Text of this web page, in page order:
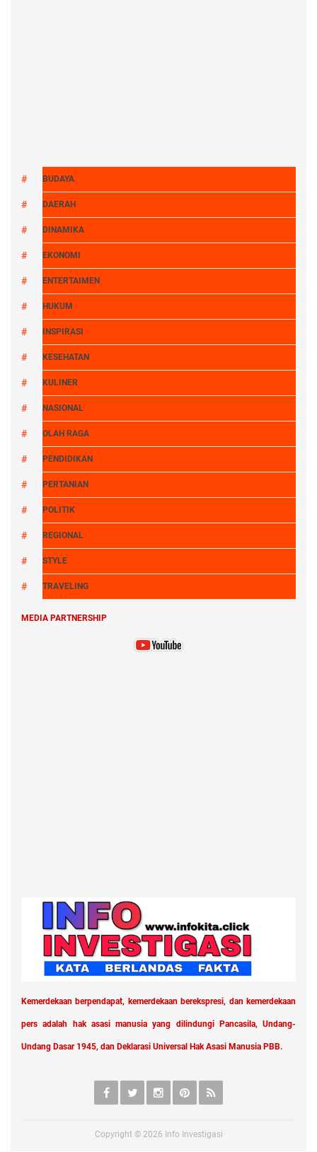
BUDAYA
DAERAH
DINAMIKA
EKONOMI
ENTERTAIMEN
HUKUM
INSPIRASI
KESEHATAN
KULINER
NASIONAL
OLAH RAGA
PENDIDIKAN
PERTANIAN
POLITIK
REGIONAL
STYLE
TRAVELING
MEDIA PARTNERSHIP
Kemerdekaan berpendapat, kemerdekaan berekspresi, dan kemerdekaan
pers adalah hak asasi manusia yang dilindungi Pancasila, Undang-
Undang Dasar 1945, dan Deklarasi Universal Hak Asasi Manusia PBB.
Copyright © 2026 Info Investigasi